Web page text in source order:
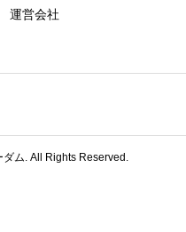
運営会社
ム. All Rights Reserved.